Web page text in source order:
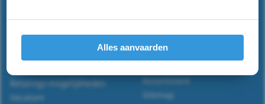
-
A4
-
Betalings-mogelijkheden
Vacature
A4.
Draadtabel
Assortiment
Sitemap
Alles aanvaarden